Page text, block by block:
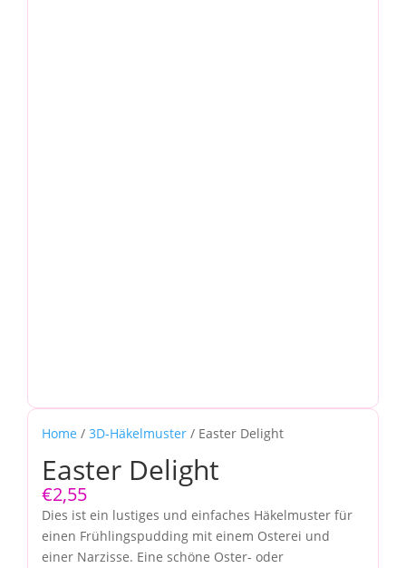
Home / 3D-Häkelmuster / Easter Delight
Easter Delight
€2,55
Dies ist ein lustiges und einfaches Häkelmuster für
einen Frühlingspudding mit einem Osterei und
einer Narzisse. Eine schöne Oster- oder